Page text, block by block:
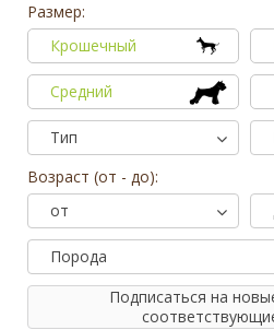
0 3 6 10 13 32
Размер:
Крошечный
Средний
Тип
Возраст (от - до):
от
Порода
Подписаться на